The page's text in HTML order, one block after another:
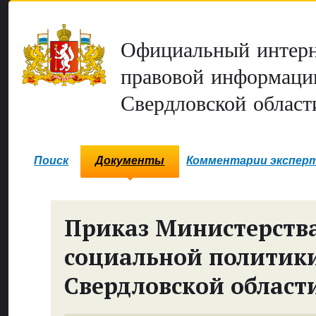
Официальный
правовой
Свердловской
Поиск Документы Комментарии
Приказ
социальной
Свердловской